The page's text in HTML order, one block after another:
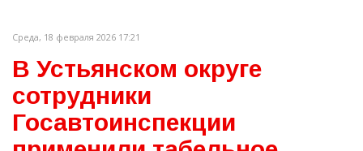
Среда, 18 февраля 2026 17:21
В Устьянском округе
сотрудники
Госавтоинспекции